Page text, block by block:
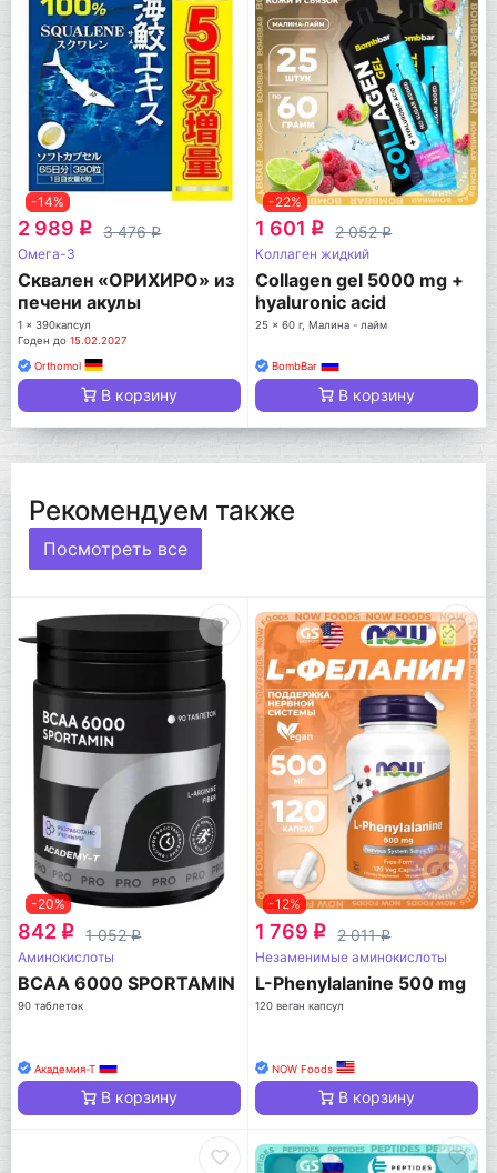
-14%
2 989 q 3 476q
Омега-3
Сквален «ОРИХИРО» из
печени акулы
1 x 390капсул
Годен до15.02.2027
Orthomol
В корзину
-22%
1 601 q 2 052q
Коллаген жидкий
Collagen gel 5000 mg +
hyaluronic acid
25 x 60 г, Малина - лайм
BombBar
В корзину
Рекомендуем также
Посмотреть все
-20%
842 q 1 052q
Аминокислоты
BCAA 6000 SPORTAMIN
90 таблеток
Академия-Т
В корзину
-12%
1 769 q 2 011q
Незаменимые аминокислоты
L-Phenylalanine 500 mg
120 веган капсул
NOW Foods
В корзину